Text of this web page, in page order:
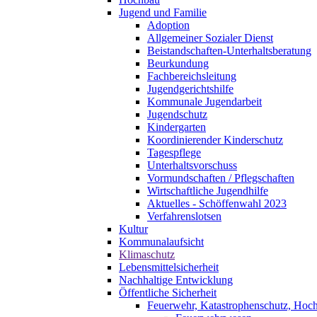
Jugend und Familie
Adoption
Allgemeiner Sozialer Dienst
Beistandschaften-Unterhaltsberatung
Beurkundung
Fachbereichsleitung
Jugendgerichtshilfe
Kommunale Jugendarbeit
Jugendschutz
Kindergarten
Koordinierender Kinderschutz
Tagespflege
Unterhaltsvorschuss
Vormundschaften / Pflegschaften
Wirtschaftliche Jugendhilfe
Aktuelles - Schöffenwahl 2023
Verfahrenslotsen
Kultur
Kommunalaufsicht
Klimaschutz
Lebensmittelsicherheit
Nachhaltige Entwicklung
Öffentliche Sicherheit
Feuerwehr, Katastrophenschutz,